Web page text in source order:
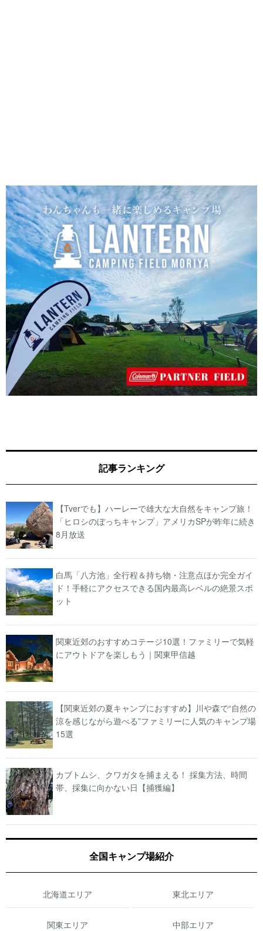
記事ランキング
【Tverでも】ハーレーで雄大な大自然をキャンプ旅！
「ヒロシのぼっちキャンプ」アメリカSPが昨年に続き
8月放送
白馬「八方池」全行程＆持ち物・注意点ほか完全ガイ
ド！手軽にアクセスできる国内最高レベルの絶景スポ
ット
関東近郊のおすすめコテージ10選！ファミリーで気軽
にアウトドアを楽しもう｜関東甲信越
【関東近郊の夏キャンプにおすすめ】川や森で“自然の
涼を感じながら遊べる”ファミリーに人気のキャンプ場
15選
カブトムシ、クワガタを捕まえる！ 採集方法、時間
帯、採集に向かない日【捕獲編】
全国キャンプ場紹介
北海道エリア 東北エリア
関東エリア 中部エリア